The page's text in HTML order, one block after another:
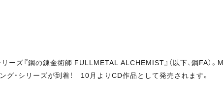
ズ『鋼の錬金術師 FULLMETAL ALCHEMIST』（以下、鋼FA）。
・シリーズが到着！ 10月よりCD作品として発売されます。